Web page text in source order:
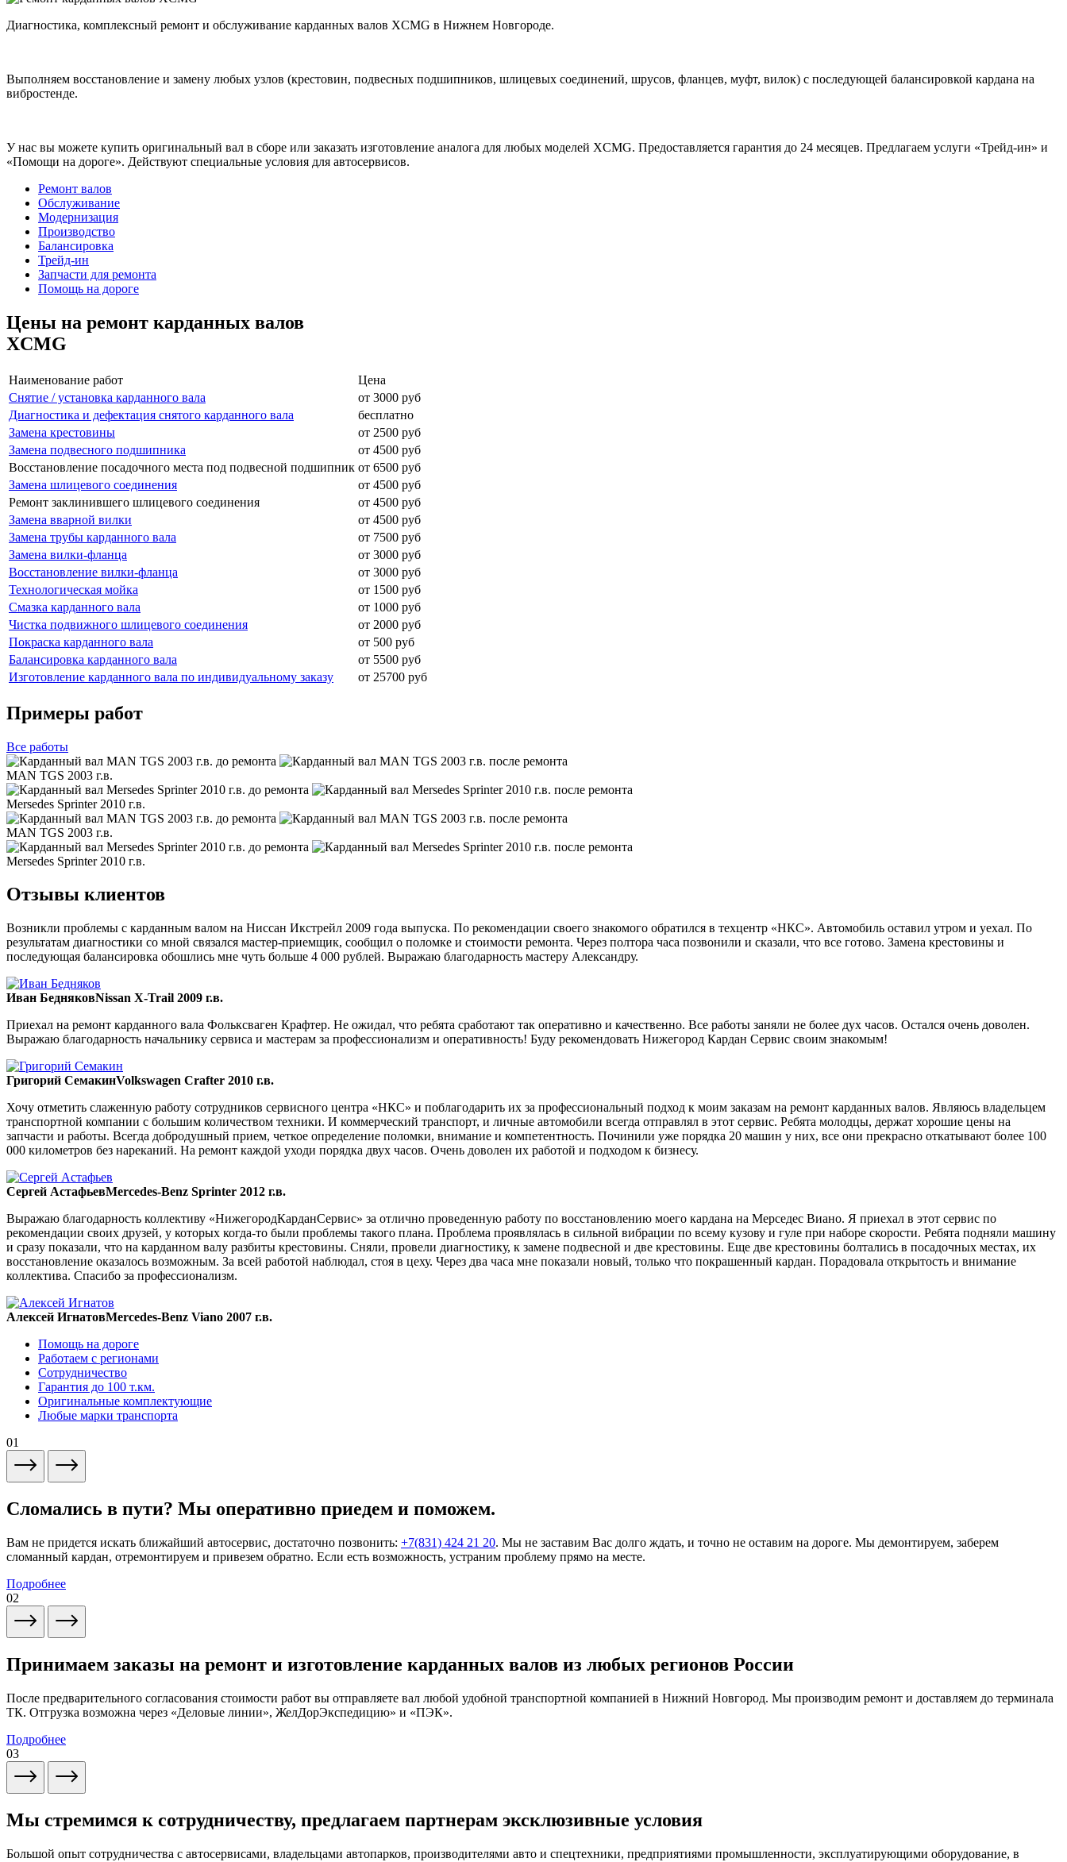
Диагностика, комплексный ремонт и обслуживание карданных валов XCMG в Нижнем Новгороде.
Выполняем восстановление и замену любых узлов (крестовин, подвесных подшипников, шлицевых соединений, шрусов, фланцев, муфт, вилок) с последующей балансировкой кардана на
вибростенде.
У нас вы можете купить оригинальный вал в сборе или заказать изготовление аналога для любых моделей XCMG. Предоставляется гарантия до 24 месяцев. Предлагаем услуги «Трейд-ин» и
«Помощи на дороге». Действуют специальные условия для автосервисов.
Ремонт валов
Обслуживание
Модернизация
Производство
Балансировка
Трейд-ин
Запчасти для ремонта
Помощь на дороге
Цены на ремонт карданных валов
XCMG
Наименование работ
Цена
Снятие / установка карданного вала
от 3000 руб
Диагностика и дефектация снятого карданного вала
бесплатно
Замена крестовины
от 2500 руб
Замена подвесного подшипника
от 4500 руб
Восстановление посадочного места под подвесной подшипник от 6500 руб
Замена шлицевого соединения
от 4500 руб
Ремонт заклинившего шлицевого соединения
от 4500 руб
Замена вварной вилки
от 4500 руб
Замена трубы карданного вала
от 7500 руб
Замена вилки-фланца
от 3000 руб
Восстановление вилки-фланца
от 3000 руб
Технологическая мойка
от 1500 руб
Смазка карданного вала
от 1000 руб
Чистка подвижного шлицевого соединения
от 2000 руб
Покраска карданного вала
от 500 руб
Балансировка карданного вала
от 5500 руб
Изготовление карданного вала по индивидуальному заказу
от 25700 руб
Примеры работ
Все работы
MAN TGS 2003 г.в.
Mersedes Sprinter 2010 г.в.
MAN TGS 2003 г.в.
Mersedes Sprinter 2010 г.в.
Отзывы клиентов
Возникли проблемы с карданным валом на Ниссан Икстрейл 2009 года выпуска. По рекомендации своего знакомого обратился в техцентр «НКС». Автомобиль оставил утром и уехал. По
результатам диагностики со мной связался мастер-приемщик, сообщил о поломке и стоимости ремонта. Через полтора часа позвонили и сказали, что все готово. Замена крестовины и
последующая балансировка обошлись мне чуть больше 4 000 рублей. Выражаю благодарность мастеру Александру.
Иван БедняковNissan X-Trail 2009 г.в.
Приехал на ремонт карданного вала Фольксваген Крафтер. Не ожидал, что ребята сработают так оперативно и качественно. Все работы заняли не более дух часов. Остался очень доволен.
Выражаю благодарность начальнику сервиса и мастерам за профессионализм и оперативность! Буду рекомендовать Нижегород Кардан Сервис своим знакомым!
Григорий СемакинVolkswagen Crafter 2010 г.в.
Хочу отметить слаженную работу сотрудников сервисного центра «НКС» и поблагодарить их за профессиональный подход к моим заказам на ремонт карданных валов. Являюсь владельцем
транспортной компании с большим количеством техники. И коммерческий транспорт, и личные автомобили всегда отправлял в этот сервис. Ребята молодцы, держат хорошие цены на
запчасти и работы. Всегда добродушный прием, четкое определение поломки, внимание и компетентность. Починили уже порядка 20 машин у них, все они прекрасно откатывают более 100
000 километров без нареканий. На ремонт каждой уходи порядка двух часов. Очень доволен их работой и подходом к бизнесу.
Сергей АстафьевMercedes-Benz Sprinter 2012 г.в.
Выражаю благодарность коллективу «НижегородКарданСервис» за отлично проведенную работу по восстановлению моего кардана на Мерседес Виано. Я приехал в этот сервис по
рекомендации своих друзей, у которых когда-то были проблемы такого плана. Проблема проявлялась в сильной вибрации по всему кузову и гуле при наборе скорости. Ребята подняли машину
и сразу показали, что на карданном валу разбиты крестовины. Сняли, провели диагностику, к замене подвесной и две крестовины. Еще две крестовины болтались в посадочных местах, их
восстановление оказалось возможным. За всей работой наблюдал, стоя в цеху. Через два часа мне показали новый, только что покрашенный кардан. Порадовала открытость и внимание
коллектива. Спасибо за профессионализм.
Алексей ИгнатовMercedes-Benz Viano 2007 г.в.
Помощь на дороге
Работаем с регионами
Сотрудничество
Гарантия до 100 т.км.
Оригинальные комплектующие
Любые марки транспорта
01
Сломались в пути? Мы оперативно приедем и поможем.
Вам не придется искать ближайший автосервис, достаточно позвонить: +7(831) 424 21 20. Мы не заставим Вас долго ждать, и точно не оставим на дороге. Мы демонтируем, заберем
сломанный кардан, отремонтируем и привезем обратно. Если есть возможность, устраним проблему прямо на месте.
Подробнее
02
Принимаем заказы на ремонт и изготовление карданных валов из любых регионов России
После предварительного согласования стоимости работ вы отправляете вал любой удобной транспортной компанией в Нижний Новгород. Мы производим ремонт и доставляем до терминала
ТК. Отгрузка возможна через «Деловые линии», ЖелДорЭкспедицию» и «ПЭК».
Подробнее
03
Мы стремимся к сотрудничеству, предлагаем партнерам эксклюзивные условия
Большой опыт сотрудничества с автосервисами, владельцами автопарков, производителями авто и спецтехники, предприятиями промышленности, эксплуатирующими оборудование, в